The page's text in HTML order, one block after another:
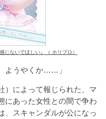
じないでほしい』（ ホリプロ）
ようやくか……」
によって報じられた、マ
にあった女性との間で争わ
、スキャンダルが公になっ